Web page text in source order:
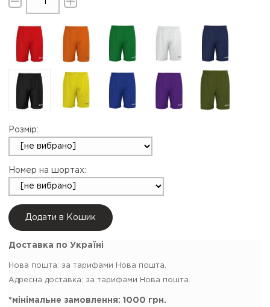
Розмір:
Номер на шортах:
Додати в Кошик
Доставка по Україні
Нова пошта: за тарифами Нова пошта.
Адресна доставка: за тарифами Нова пошта.
*мінімальне замовлення: 1000 грн.